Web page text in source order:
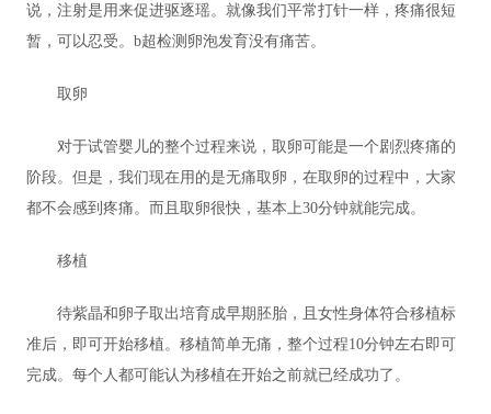
说，注射是用来促进驱逐瑶。就像我们平常打针一样，疼痛很短
暂，可以忍受。b超检测卵泡发育没有痛苦。
取卵
对于试管婴儿的整个过程来说，取卵可能是一个剧烈疼痛的
阶段。但是，我们现在用的是无痛取卵，在取卵的过程中，大家
都不会感到疼痛。而且取卵很快，基本上30分钟就能完成。
移植
待紫晶和卵子取出培育成早期胚胎，且女性身体符合移植标
准后，即可开始移植。移植简单无痛，整个过程10分钟左右即可
完成。每个人都可能认为移植在开始之前就已经成功了。